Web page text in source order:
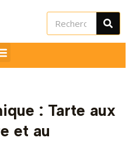
Rechercher
: Tarte aux
et au